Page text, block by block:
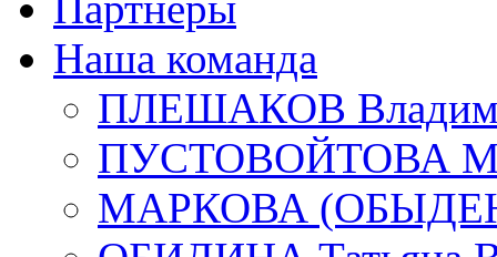
Наша команда
ПЛЕШАКОВ
ПУСТОВОЙТОВА
МАРКОВА